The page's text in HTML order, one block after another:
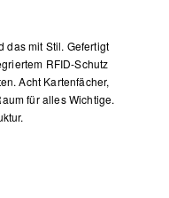
das mit Stil. Gefertigt
RFID-Schutz
Acht Kartenfächer,
für alles Wichtige.